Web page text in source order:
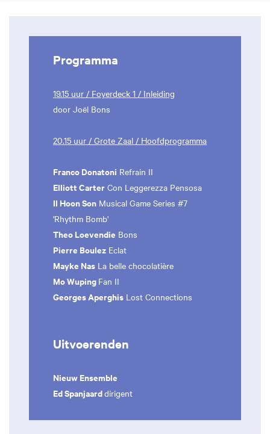
Programma
19.15 uur / Foyerdeck 1 / Inleiding
door Joël Bons
20.15 uur / Grote Zaal / Hoofdprogramma
Franco Donatoni Refrain II
Elliott Carter Con Leggerezza Pensosa
Il Hoon Son Musical Game Series #7
'Rhythm Bomb'
Theo Loevendie Bons
Pierre Boulez Eclat
Mayke Nas La belle chocolatière
Mo Wuping Fan II
Georges Aperghis Lost Connections
Uitvoerenden
Nieuw Ensemble
Ed Spanjaarddirigent